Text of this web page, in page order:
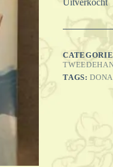
Uitverkocht
TAGS: